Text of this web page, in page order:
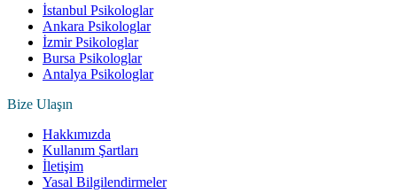
İstanbul Psikologlar
Ankara Psikologlar
İzmir Psikologlar
Bursa Psikologlar
Antalya Psikologlar
Bize Ulaşın
Hakkımızda
Kullanım Şartları
İletişim
Yasal Bilgilendirmeler